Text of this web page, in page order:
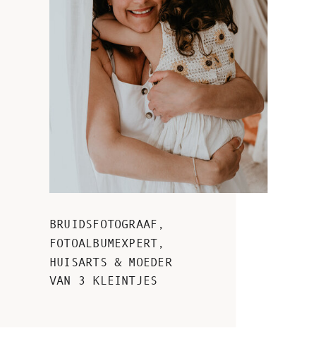
BRUIDSFOTOGRAAF,
FOTOALBUMEXPERT,
HUISARTS & MOEDER
VAN 3 KLEINTJES